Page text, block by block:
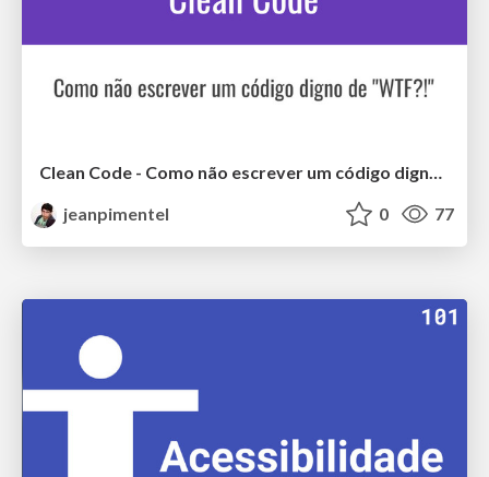
jeanpimentel
0 77